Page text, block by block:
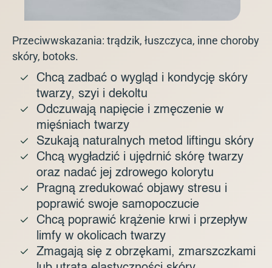
Przeciwwskazania: trądzik, łuszczyca, inne choroby
skóry, botoks.
Chcą zadbać o wygląd i kondycję skóry
twarzy, szyi i dekoltu
Odczuwają napięcie i zmęczenie w
mięśniach twarzy
Szukają naturalnych metod liftingu skóry
Chcą wygładzić i ujędrnić skórę twarzy
oraz nadać jej zdrowego kolorytu
Pragną zredukować objawy stresu i
poprawić swoje samopoczucie
Chcą poprawić krążenie krwi i przepływ
limfy w okolicach twarzy
Zmagają się z obrzękami, zmarszczkami